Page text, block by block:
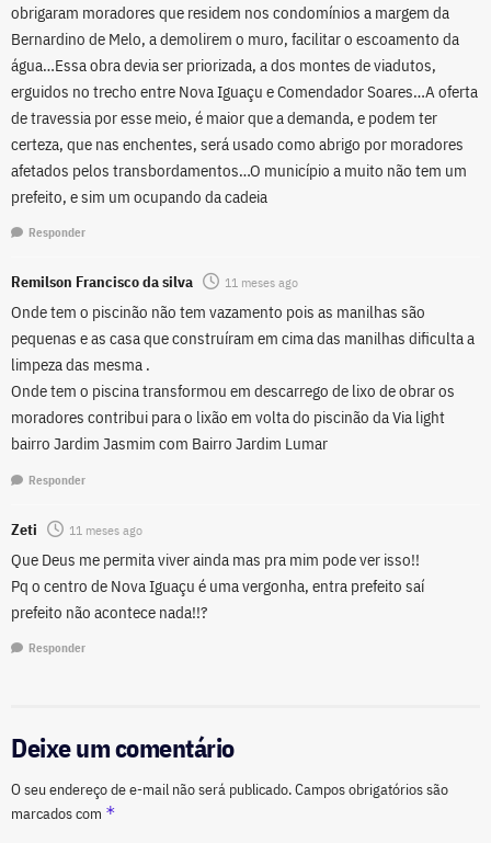
obrigaram moradores que residem nos condomínios a margem da
Bernardino de Melo, a demolirem o muro, facilitar o escoamento da
água…Essa obra devia ser priorizada, a dos montes de viadutos,
erguidos no trecho entre Nova Iguaçu e Comendador Soares…A oferta
de travessia por esse meio, é maior que a demanda, e podem ter
certeza, que nas enchentes, será usado como abrigo por moradores
afetados pelos transbordamentos…O município a muito não tem um
prefeito, e sim um ocupando da cadeia
Responder
Remilson Francisco da silva 11 meses ago
Onde tem o piscinão não tem vazamento pois as manilhas são
pequenas e as casa que construíram em cima das manilhas dificulta a
limpeza das mesma .
Onde tem o piscina transformou em descarrego de lixo de obrar os
moradores contribui para o lixão em volta do piscinão da Via light
bairro Jardim Jasmim com Bairro Jardim Lumar
Responder
Zeti 11 meses ago
Que Deus me permita viver ainda mas pra mim pode ver isso!!
Pq o centro de Nova Iguaçu é uma vergonha, entra prefeito saí
prefeito não acontece nada!!?
Responder
Deixe um comentário
O seu endereço de e-mail não será publicado.Campos obrigatórios são
marcados com *